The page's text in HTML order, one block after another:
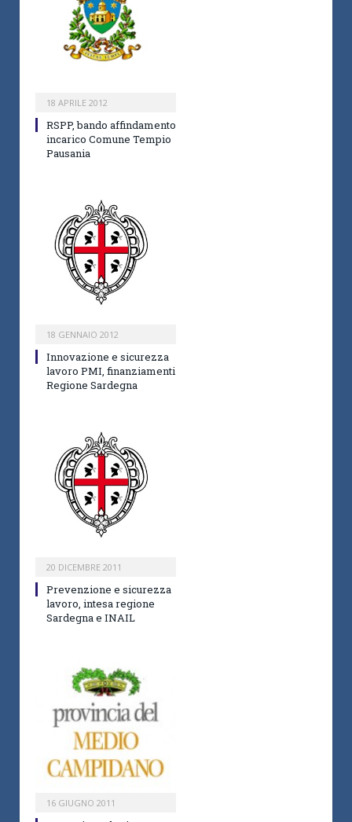
18 APRILE 2012
RSPP, bando affindamento
incarico Comune Tempio
Pausania
18 GENNAIO 2012
Innovazione e sicurezza
lavoro PMI, finanziamenti
Regione Sardegna
20 DICEMBRE 2011
Prevenzione e sicurezza
lavoro, intesa regione
Sardegna e INAIL
16 GIUGNO 2011